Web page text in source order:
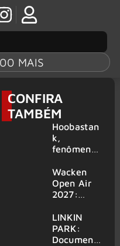
MAIS
CONFIRA
TAMBÉM
Hoobastan
k,
fenômeno
rock anos
2000,
volta ao
6 shows
Wacken
Open Air
2027:
amplia
line-up e
já
LINKIN
PARK:
Document